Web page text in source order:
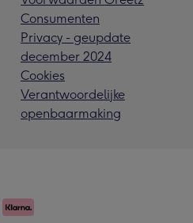
Consumenten
Privacy - geupdate
december 2024
Cookies
Verantwoordelijke
openbaarmaking